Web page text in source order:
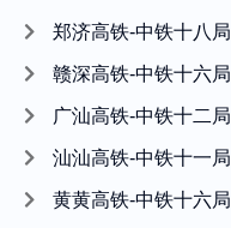
郑济高铁-中铁十八局
赣深高铁-中铁十六局
广汕高铁-中铁十二局
汕汕高铁-中铁十一局
黄黄高铁-中铁十六局